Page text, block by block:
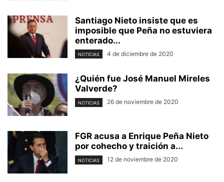
Santiago Nieto insiste que es
imposible que Peña no estuviera
enterado...
NOTICIAS 4 de diciembre de 2020
¿Quién fue José Manuel Mireles
Valverde?
NOTICIAS 26 de noviembre de 2020
FGR acusa a Enrique Peña Nieto
por cohecho y traición a...
NOTICIAS 12 de noviembre de 2020